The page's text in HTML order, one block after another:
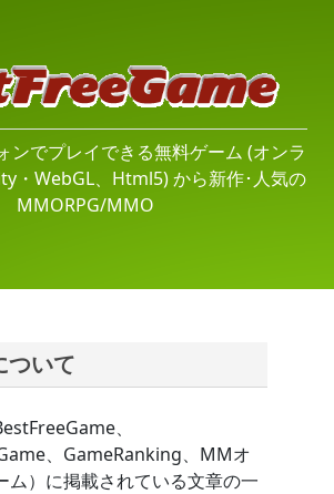
ンでプレイできる無料ゲーム (オンラ
・WebGL、Html5) から新作･人気の
MMORPG/MMO
ついて
、
、GameRanking、MMオ
ム）に掲載されている文章の一